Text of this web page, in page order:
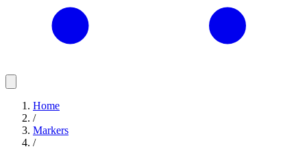
Home
/
Markers
/